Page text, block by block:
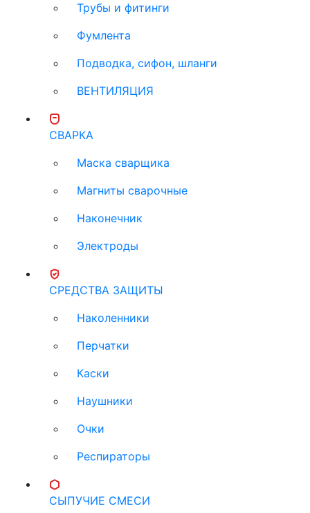
Трубы и фитинги
Фумлента
Подводка, сифон, шланги
ВЕНТИЛЯЦИЯ
СВАРКА
Маска сварщика
Магниты сварочные
Наконечник
Электроды
СРЕДСТВА ЗАЩИТЫ
Наколенники
Перчатки
Каски
Наушники
Очки
Респираторы
СЫПУЧИЕ СМЕСИ